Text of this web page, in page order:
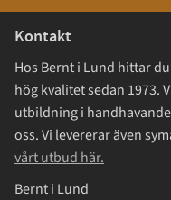
Kontakt
Hos Bernt i Lund hittar
hög kvalitet sedan 1973.
utbildning i
oss. Vi levererar även
vårt utbud här.
Bernt i Lund